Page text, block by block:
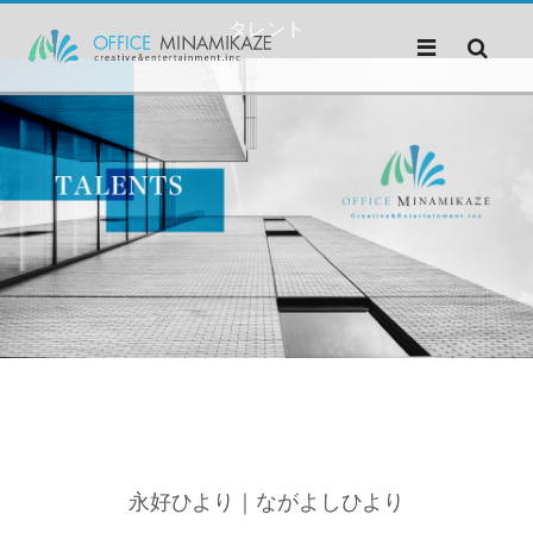
タレント
永好ひより｜ながよしひより